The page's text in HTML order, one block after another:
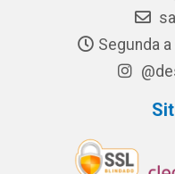
Segunda